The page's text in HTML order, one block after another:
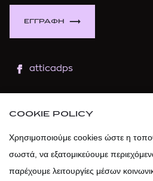
ΕΓΓΡΑΦΗ
atticadps
atticadps
COOKIE POLICY
Χρησιμοποιούμε cookies ώστε η
σωστά, να εξατομικεύουμε
παρέχουμε λειτουργίες μέσων